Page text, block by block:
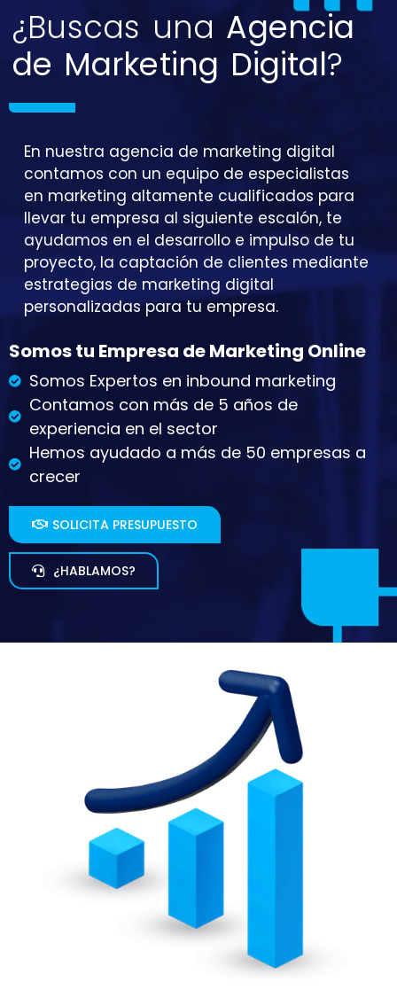
¿Buscas una Agencia
de Marketing Digital?
En nuestra agencia de marketing digital
contamos con un equipo de especialistas
en marketing altamente cualificados para
llevar tu empresa al siguiente escalón, te
ayudamos en el desarrollo e impulso de tu
proyecto, la captación de clientes mediante
estrategias de marketing digital
personalizadas para tu empresa.
Somos tu Empresa de Marketing Online
Somos Expertos en inbound marketing
Contamos con más de 5 años de
experiencia en el sector
Hemos ayudado a más de 50 empresas a
crecer
SOLICITA PRESUPUESTO
¿HABLAMOS?